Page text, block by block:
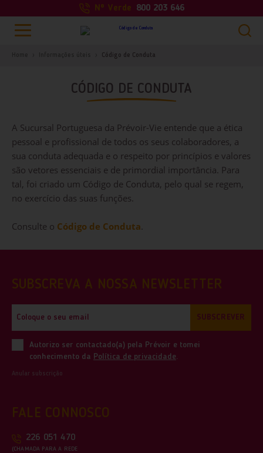
Nº Verde 800 203 646
PESQUISAR
Código de Conduta
CÓDIGO DE CONDUTA
A Sucursal Portuguesa da Prévoir-Vie entende que a ética
pessoal e profissional de todos os seus colaboradores, a
sua conduta adequada e o respeito por princípios e valores
são vetores essenciais e de primordial importância. Para
tal, foi criado um Código de Conduta, pelo qual se regem,
no exercício das suas funções.
Consulte o Código de Conduta
SUBSCREVA A NOSSA NEWSLETTER
SUBSCREVER
Autorizo ser contactado(a) pela Prévoir e tomei
conhecimento da Política de privacidade.
Anular subscrição
FALE CONNOSCO
226 051 470
(CHAMADA PARA A REDE